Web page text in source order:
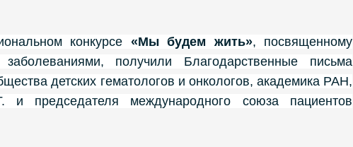
конкурсе «Мы будем жить», посвященному
получили Благодарственные письма
детских гематологов и онкологов, академика РАН,
и председателя международного союза пациентов